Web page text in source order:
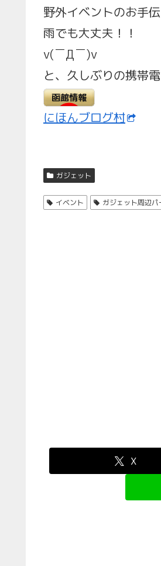
野外イベントのお手
雨でも大丈夫！！
v(￣Д￣)v
と、久しぶりの携帯
にほんブログ村
ガジェット
イベント ガジェット周辺パ
X